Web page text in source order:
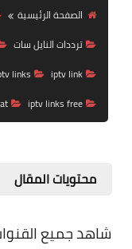
الصفحة الرئيسية
ترددات النايل سات
iptv link
links
iptv links free
محتويات المقال
شاهد جميع القنوات